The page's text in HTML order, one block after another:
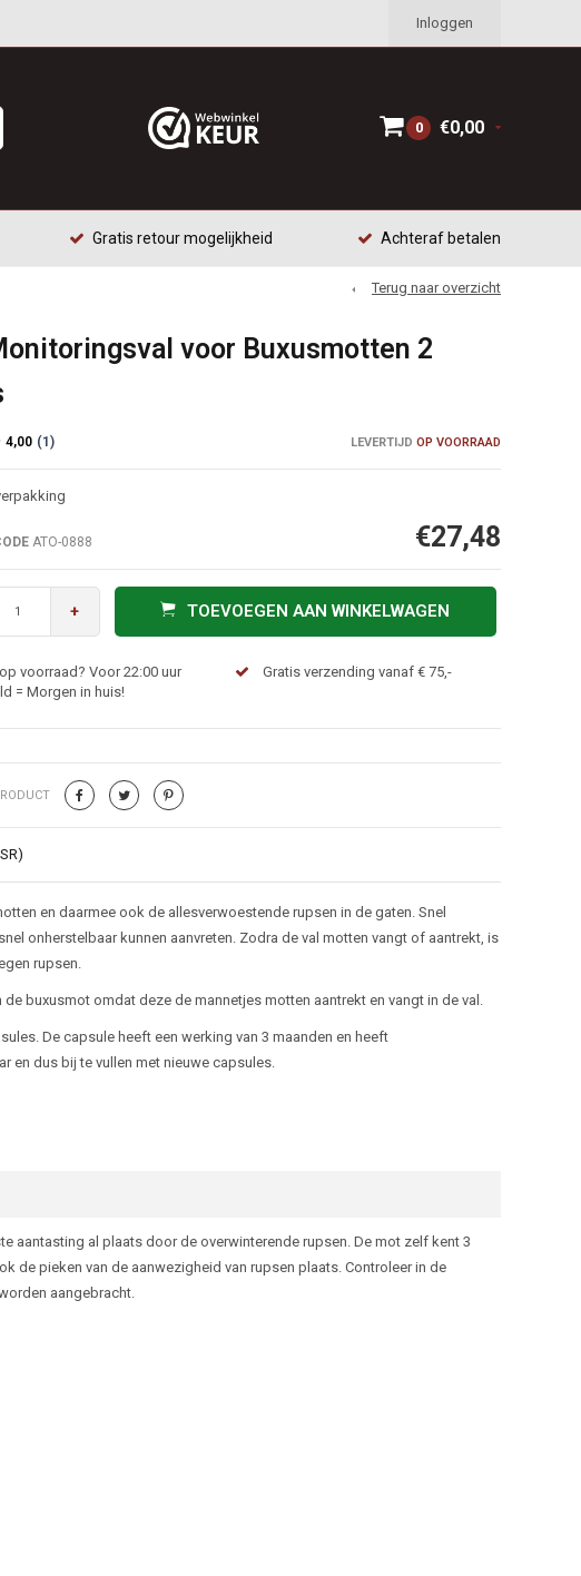
Inloggen
0 €0,00
Gratis retour mogelijkheid Achteraf betalen
Terug naar overzicht
voor Buxusmotten 2
LEVERTIJD OP VOORRAAD
ATO-0888 €27,48
+ TOEVOEGEN AAN WINKELWAGEN
voorraad? Voor 22:00 uur
= Morgen in huis!
Gratis verzending vanaf € 75,-
en daarmee ook de allesverwoestende rupsen in de gaten. Snel
onherstelbaar kunnen aanvreten. Zodra de val motten vangt of aantrekt, is
rupsen.
buxusmot omdat deze de mannetjes motten aantrekt en vangt in de val.
De capsule heeft een werking van 3 maanden en heeft
en dus bij te vullen met nieuwe capsules.
aantasting al plaats door de overwinterende rupsen. De mot zelf kent 3
de pieken van de aanwezigheid van rupsen plaats. Controleer in de
aangebracht.